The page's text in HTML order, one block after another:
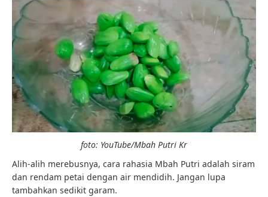
foto: YouTube/Mbah Putri Kr
Alih-alih merebusnya, cara rahasia Mbah Putri adalah siram
dan rendam petai dengan air mendidih. Jangan lupa
tambahkan sedikit garam.